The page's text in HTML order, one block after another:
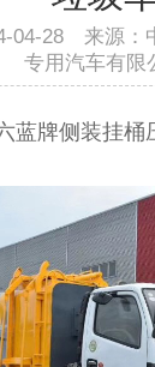
04-28 来源：
专用汽车有限
蓝牌侧装挂桶